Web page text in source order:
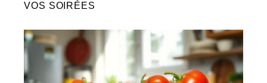
VOS SOIRÉES